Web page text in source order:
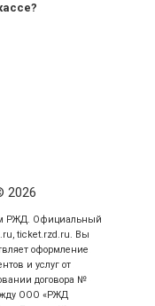
заказа;
пассажира, на
2026
РЖД. Официальный
ticket.rzd.ru. Вы
оформление
и услуг от
договора №
ООО «РЖД